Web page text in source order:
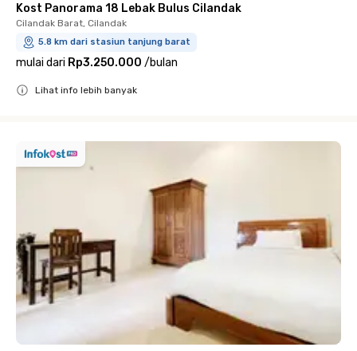
Kost Panorama 18 Lebak Bulus Cilandak
Cilandak Barat, Cilandak
5.8 km dari stasiun tanjung barat
mulai dari Rp3.250.000 /bulan
Lihat info lebih banyak